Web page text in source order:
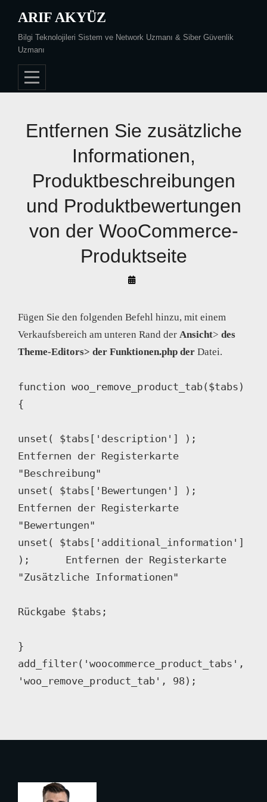
content
ARIF AKYÜZ
Bilgi Teknolojileri Sistem ve Network Uzmanı & Siber Güvenlik
Uzmanı
Entfernen Sie zusätzliche
Informationen,
Produktbeschreibungen
und Produktbewertungen
von der WooCommerce-
Produktseite
By
Fügen Sie den folgenden Befehl hinzu, mit einem
Verkaufsbereich am unteren Rand der Ansicht> des
Theme-Editors> der Funktionen.php der Datei.
function woo_remove_product_tab($tabs)
{
unset( $tabs['description'] );
Entfernen der Registerkarte
"Beschreibung"
unset( $tabs['Bewertungen'] );
Entfernen der Registerkarte
"Bewertungen"
unset( $tabs['additional_information']
);  	Entfernen der Registerkarte
"Zusätzliche Informationen"
Rückgabe $tabs;
}
add_filter('woocommerce_product_tabs',
'woo_remove_product_tab', 98);